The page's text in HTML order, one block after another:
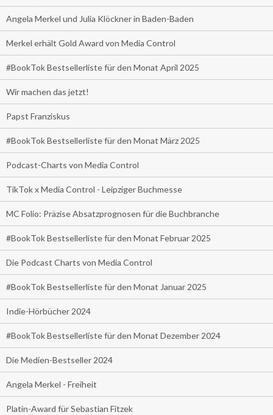
Angela Merkel und Julia Klöckner in Baden-Baden
Merkel erhält Gold Award von Media Control
#BookTok Bestsellerliste für den Monat April 2025
Wir machen das jetzt!
Papst Franziskus
#BookTok Bestsellerliste für den Monat März 2025
Podcast-Charts von Media Control
TikTok x Media Control - Leipziger Buchmesse
MC Folio: Präzise Absatzprognosen für die Buchbranche
#BookTok Bestsellerliste für den Monat Februar 2025
Die Podcast Charts von Media Control
#BookTok Bestsellerliste für den Monat Januar 2025
Indie-Hörbücher 2024
#BookTok Bestsellerliste für den Monat Dezember 2024
Die Medien-Bestseller 2024
Angela Merkel - Freiheit
Platin-Award für Sebastian Fitzek